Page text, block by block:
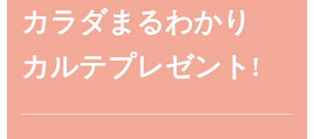
カラダまるわかり
カルテプレゼント!